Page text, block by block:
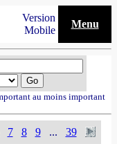
Version
Mobile
Menu
au moins important
7 8 9 ... 39